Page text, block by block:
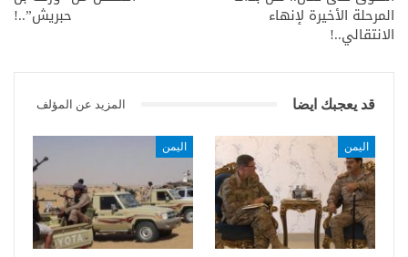
المرحلة الأخيرة لإنهاء
الانتقالي..!
حبريش”..!
قد يعجبك ايضا المزيد عن المؤلف
اليمن اليمن